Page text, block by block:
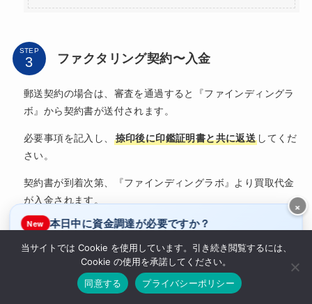
STEP
ファクタリング契約〜入金
郵送契約の場合は、審査を通過すると『ファインディングラ
ボ』から契約書が送付されます。
必要事項を記入し、 捺印後に印鑑証明書と共に返送 してくだ
さい。
契約書が到着次第、『ファインディングラボ』より買取代金
が入金されます。
さい。
ファクタリング契約の手順と注意点｜契約書のチェック
当サイトでは Cookie を使用しています。引き続き閲覧するには、
Cookie の使用を承諾してください。
同意する
プライバシーポリシー
×
New 本日中に資金調達が必要ですか？
はい
ラボルで休日即日入金
いいえ
休み明けでお得なQuQuMo